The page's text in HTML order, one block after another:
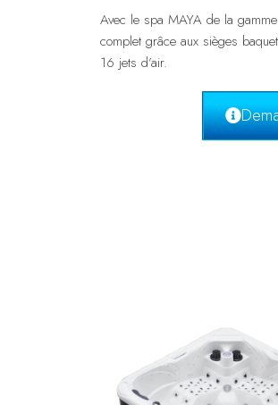
Avec le spa MAYA de la
complet grâce aux sièges
16 jets d’air.